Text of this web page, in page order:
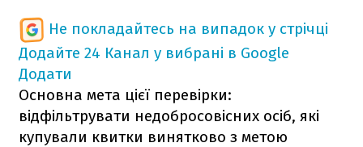
Не покладайтесь на випадок у стрічці
Додайте 24 Канал у вибрані в Google
Додати
Основна мета цієї перевірки:
відфільтрувати недобросовісних осіб, які
купували квитки винятково з метою